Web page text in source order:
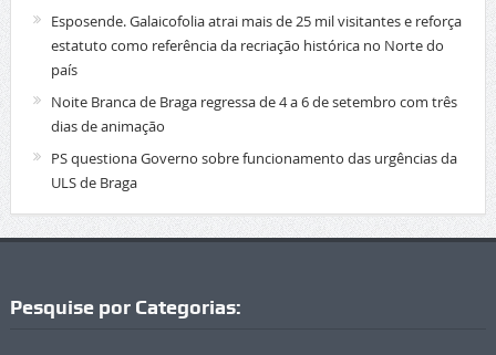
Esposende. Galaicofolia atrai mais de 25 mil visitantes e reforça
estatuto como referência da recriação histórica no Norte do
país
Noite Branca de Braga regressa de 4 a 6 de setembro com três
dias de animação
PS questiona Governo sobre funcionamento das urgências da
ULS de Braga
Pesquise por Categorias: